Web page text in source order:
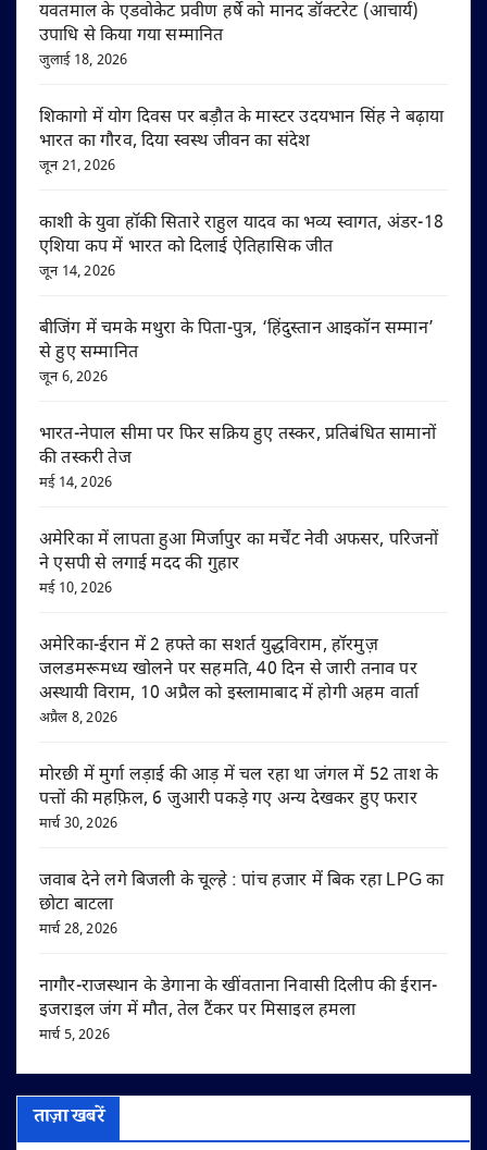
यवतमाल के एडवोकेट प्रवीण हर्षे को मानद डॉक्टरेट (आचार्य)
उपाधि से किया गया सम्मानित
जुलाई 18, 2026
शिकागो में योग दिवस पर बड़ौत के मास्टर उदयभान सिंह ने बढ़ाया
भारत का गौरव, दिया स्वस्थ जीवन का संदेश
जून 21, 2026
काशी के युवा हॉकी सितारे राहुल यादव का भव्य स्वागत, अंडर-18
एशिया कप में भारत को दिलाई ऐतिहासिक जीत
जून 14, 2026
बीजिंग में चमके मथुरा के पिता-पुत्र, ‘हिंदुस्तान आइकॉन सम्मान’
से हुए सम्मानित
जून 6, 2026
भारत-नेपाल सीमा पर फिर सक्रिय हुए तस्कर, प्रतिबंधित सामानों
की तस्करी तेज
मई 14, 2026
अमेरिका में लापता हुआ मिर्जापुर का मर्चेंट नेवी अफसर, परिजनों
ने एसपी से लगाई मदद की गुहार
मई 10, 2026
अमेरिका-ईरान में 2 हफ्ते का सशर्त युद्धविराम, हॉरमुज़
जलडमरूमध्य खोलने पर सहमति, 40 दिन से जारी तनाव पर
अस्थायी विराम, 10 अप्रैल को इस्लामाबाद में होगी अहम वार्ता
अप्रैल 8, 2026
मोरछी में मुर्गा लड़ाई की आड़ में चल रहा था जंगल में 52 ताश के
पत्तों की महफ़िल, 6 जुआरी पकड़े गए अन्य देखकर हुए फरार
मार्च 30, 2026
जवाब देने लगे बिजली के चूल्हे : पांच हजार में बिक रहा LPG का
छोटा बाटला
मार्च 28, 2026
नागौर-राजस्थान के डेगाना के खींवताना निवासी दिलीप की ईरान-
इजराइल जंग में मौत, तेल टैंकर पर मिसाइल हमला
मार्च 5, 2026
ताज़ा खबरें